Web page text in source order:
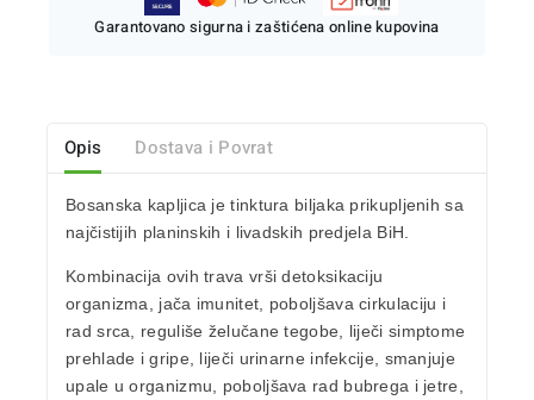
Garantovano sigurna i zaštićena online kupovina
Opis Dostava i Povrat
Bosanska kapljica je tinktura biljaka prikupljenih sa
najčistijih planinskih i livadskih predjela BiH.
Kombinacija ovih trava vrši detoksikaciju
organizma, jača imunitet, poboljšava cirkulaciju i
rad srca, reguliše želučane tegobe, liječi simptome
prehlade i gripe, liječi urinarne infekcije, smanjuje
upale u organizmu, poboljšava rad bubrega i jetre,